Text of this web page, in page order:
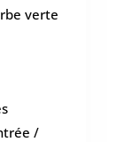
verte
/